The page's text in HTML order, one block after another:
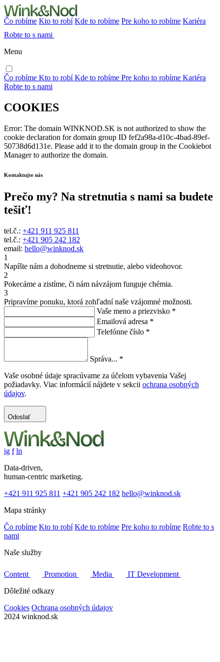
Čo robíme Kto to robí Kde to robíme Pre koho to robíme Kariéra
Robte to s nami
Menu
Čo robíme Kto to robíKde to robíme Pre koho to robíme Kariéra
Robte to s nami
COOKIES
Error: The domain WINKNOD.SK is not authorized to show the
cookie declaration for domain group ID fef2a98a-d10c-4bad-89ef-
50738d6d131e. Please add it to the domain group in the Cookiebot
Manager to authorize the domain.
Kontaktujte nás
Prečo my? Na stretnutia s nami sa budete
tešiť!
tel.č.: +421 911 925 811
tel.č.: +421 905 242 182
email: hello@winknod.sk
1
Napíšte nám a dohodneme si stretnutie, alebo videohovor.
2
Pokecáme a zistíme, či nám návzájom funguje chémia.
3
Pripravíme ponuku, ktorá zohľadní naše vzájomné možnosti.
Vaše meno a priezvisko *
Emailová adresa *
Telefónne číslo *
Správa... *
Vaše osobné údaje spracúvame za účelom vybavenia Vašej
požiadavky. Viac informácií nájdete v sekcii ochrana osobných
údajov.
Odoslať
ig f ln
Data-driven,
human-centric marketing.
+421 911 925 811 +421 905 242 182 hello@winknod.sk
Mapa stránky
Čo robíme Kto to robí Kde to robíme Pre koho to robíme Robte to s
nami
Naše služby
Content Promotion Media
IT Development
Dôležité odkazy
Cookies Ochrana osobných údajov
2024 winknod.sk